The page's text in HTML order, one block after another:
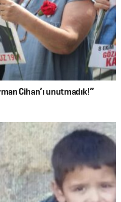
Cihan’ı unutmadık!”